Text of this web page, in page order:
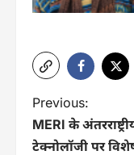
P
o
Previous:
MERI के
टेक्नोलॉजी पर